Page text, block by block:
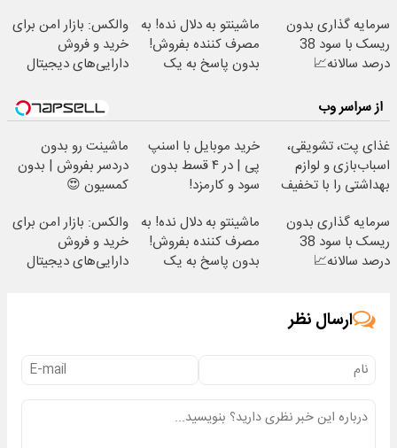
سرمایه گذاری بدون
ریسک با سود 38
درصد سالانه📈
ماشینتو به دلال نده! به
مصرف کننده بفروش!
بدون پاسخ به یک
والکس: بازار امن برای
خرید و فروش
دارایی‌های دیجیتال
از سراسر وب
غذای پت، تشویقی،
اسباب‌بازی و لوازم
بهداشتی را با تخفیف
خرید موبایل با اسنپ
پی | در ۴ قسط بدون
سود و کارمزد!
ماشینت رو بدون
دردسر بفروش | بدون
کمسیون 😍
سرمایه گذاری بدون
ریسک با سود 38
درصد سالانه📈
ماشینتو به دلال نده! به
مصرف کننده بفروش!
بدون پاسخ به یک
والکس: بازار امن برای
خرید و فروش
دارایی‌های دیجیتال
ارسال نظر